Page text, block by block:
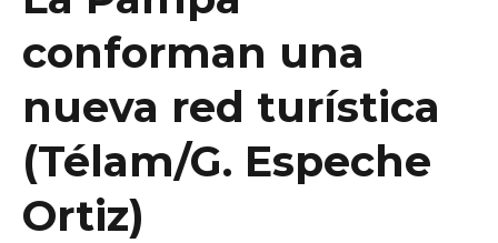
conforman una
nueva red turística
(Télam/G. Espeche
Ortiz)